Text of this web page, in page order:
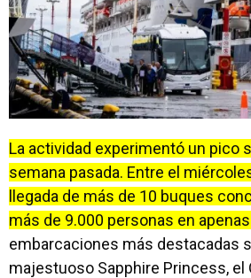
La actividad experimentó un pico
semana pasada. Entre el
llegada de más de 10 buques
más de 9.000 personas en
embarcaciones más destacadas
majestuoso Sapphire Princess, el